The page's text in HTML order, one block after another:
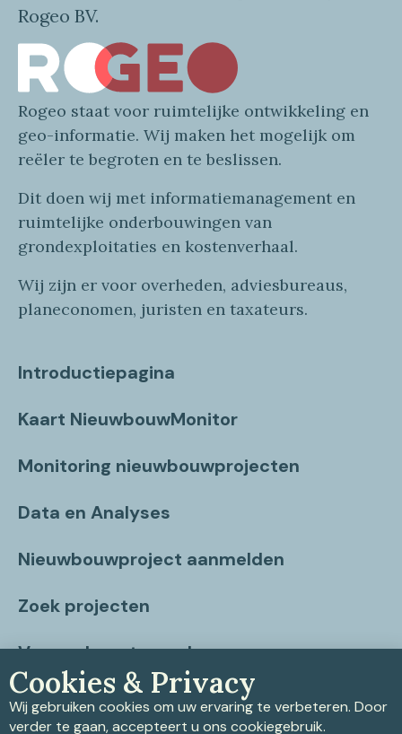
Rogeo BV.
Rogeo staat voor ruimtelijke ontwikkeling en
geo-informatie. Wij maken het mogelijk om
reëler te begroten en te beslissen.
Dit doen wij met informatiemanagement en
ruimtelijke onderbouwingen van
grondexploitaties en kostenverhaal.
Wij zijn er voor overheden, adviesbureaus,
planeconomen, juristen en taxateurs.
Introductiepagina
Kaart NieuwbouwMonitor
Monitoring nieuwbouwprojecten
Data en Analyses
Nieuwbouwproject aanmelden
Zoek projecten
Vragen beantwoord
Contact
Cookies & Privacy
Wij gebruiken cookies om uw ervaring te verbeteren. Door
verder te gaan, accepteert u ons cookiegebruik.